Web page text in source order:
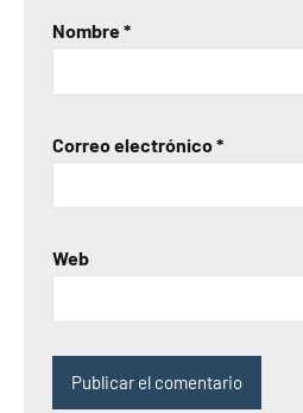
Nombre*
Correo electrónico*
Web